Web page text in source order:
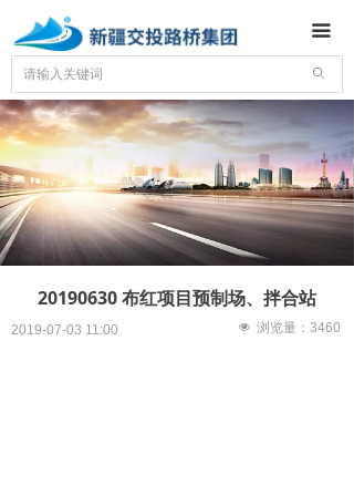
끀
首页
关于我们
新闻资讯
精品工程
机械装备
党群工作
ꄙ
20190630 布红项目预制场、拌合站
2019-07-03 11:00 넶 浏览量： 3460